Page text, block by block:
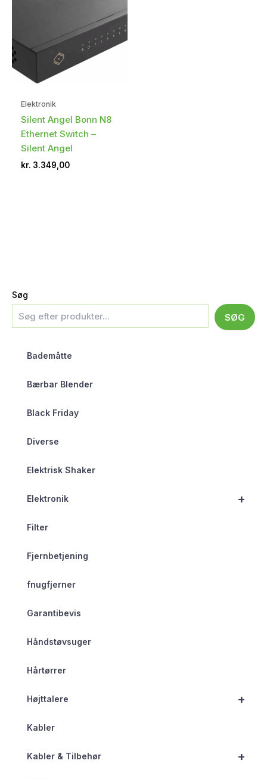
Søg
SØG
Bademåtte
Bærbar Blender
Black Friday
Diverse
Elektrisk Shaker
+
Elektronik
Filter
Fjernbetjening
fnugfjerner
Garantibevis
Håndstøvsuger
Hårtørrer
+
Højttalere
Kabler
+
Kabler & Tilbehør
Elektronik
Silent Angel Bonn N8
Ethernet Switch –
Silent Angel
kr. 3.349,00